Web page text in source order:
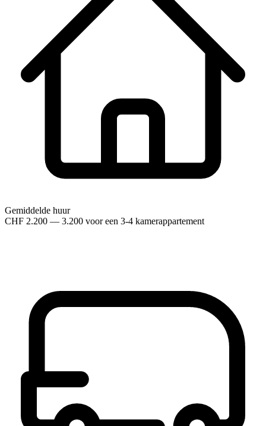
Gemiddelde huur
CHF 2.200 — 3.200 voor een 3-4 kamerappartement